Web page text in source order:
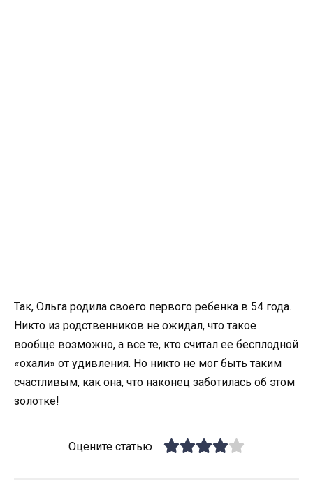
Так, Ольга родила своего первого ребенка в 54 года.
Никто из родственников не ожидал, что такое
вообще возможно, а все те, кто считал ее бесплодной
«охали» от удивления. Но никто не мог быть таким
счастливым, как она, что наконец заботилась об этом
золотке!
Оцените статью